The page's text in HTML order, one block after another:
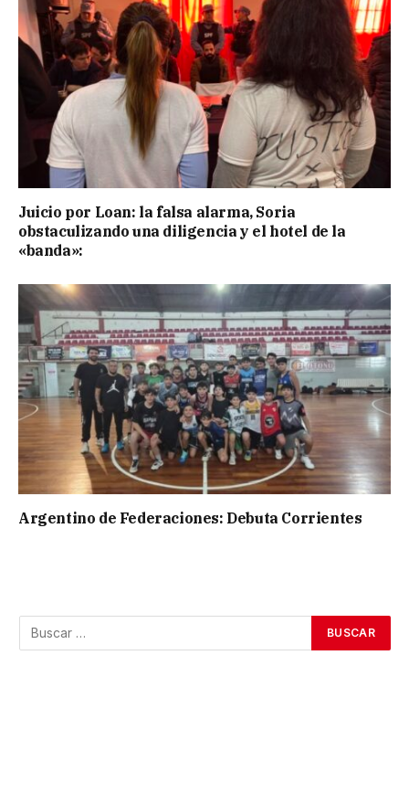
Juicio por Loan: la falsa alarma, Soria
obstaculizando una diligencia y el hotel de la
«banda»:
Argentino de Federaciones: Debuta Corrientes